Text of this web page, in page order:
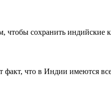
чтобы сохранить индийские
факт, что в Индии имеются